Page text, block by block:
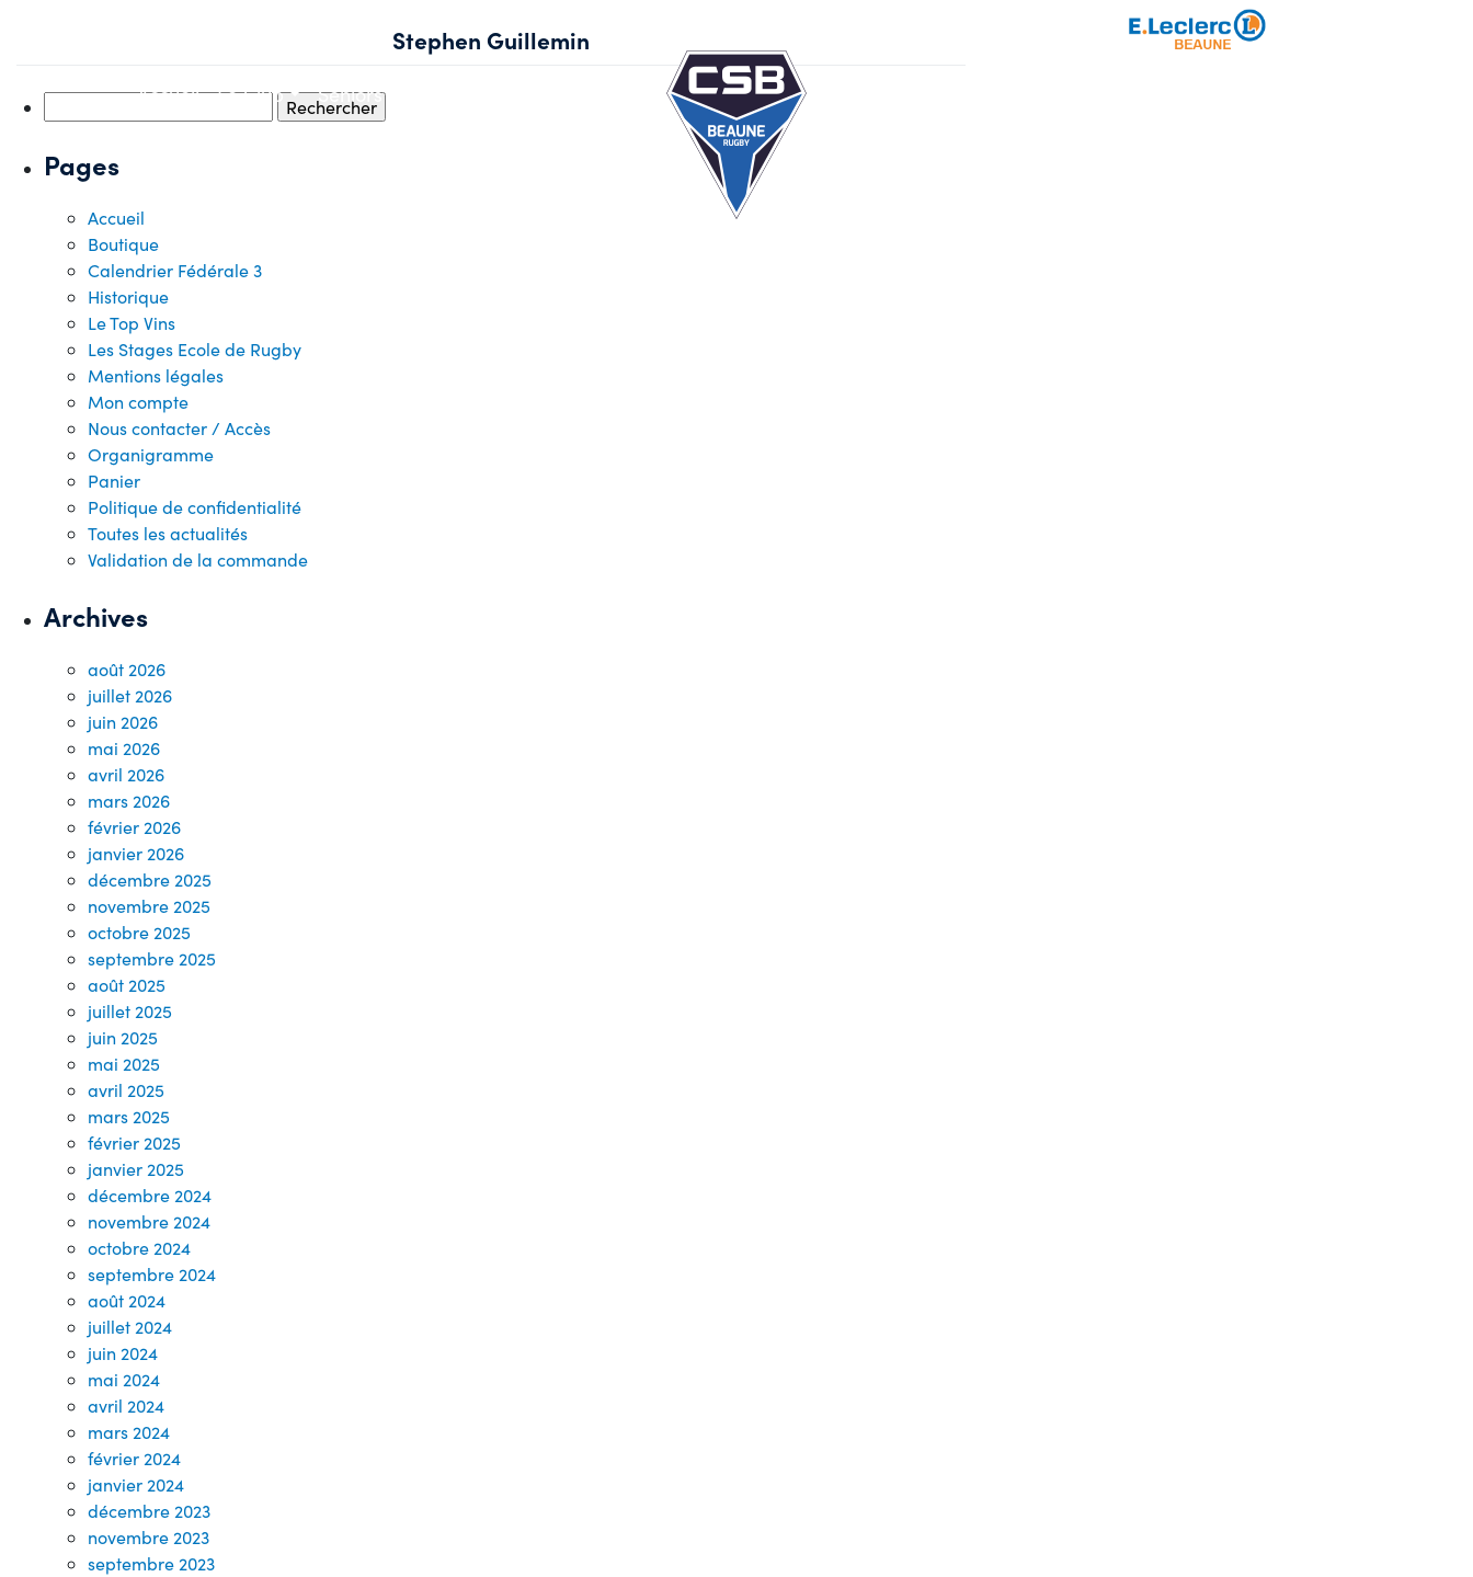
Accueil Le Club Seniors
Stephen Guillemin
Pages
Accueil
Boutique
Calendrier Fédérale 3
Historique
Le Top Vins
Les Stages Ecole de Rugby
Mentions légales
Mon compte
Nous contacter / Accès
Organigramme
Panier
Politique de confidentialité
Toutes les actualités
Validation de la commande
Archives
août 2026
juillet 2026
juin 2026
mai 2026
avril 2026
mars 2026
février 2026
janvier 2026
décembre 2025
novembre 2025
octobre 2025
septembre 2025
août 2025
juillet 2025
juin 2025
mai 2025
avril 2025
mars 2025
février 2025
janvier 2025
décembre 2024
novembre 2024
octobre 2024
septembre 2024
août 2024
juillet 2024
juin 2024
mai 2024
avril 2024
mars 2024
février 2024
janvier 2024
décembre 2023
novembre 2023
septembre 2023